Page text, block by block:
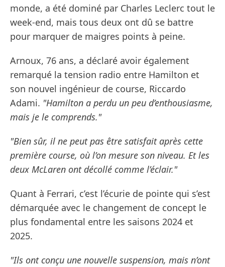
monde, a été dominé par Charles Leclerc tout le
week-end, mais tous deux ont dû se battre
pour marquer de maigres points à peine.
Arnoux, 76 ans, a déclaré avoir également
remarqué la tension radio entre Hamilton et
son nouvel ingénieur de course, Riccardo
Adami. "Hamilton a perdu un peu d’enthousiasme,
mais je le comprends."
"Bien sûr, il ne peut pas être satisfait après cette
première course, où l’on mesure son niveau. Et les
deux McLaren ont décollé comme l’éclair."
Quant à Ferrari, c’est l’écurie de pointe qui s’est
démarquée avec le changement de concept le
plus fondamental entre les saisons 2024 et
2025.
"Ils ont conçu une nouvelle suspension, mais n’ont